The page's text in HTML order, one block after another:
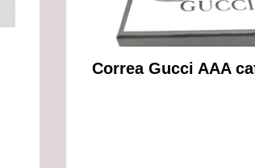
Correa Gucci AAA